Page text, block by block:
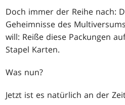
Doch immer der Reihe nach:
Geheimnisse des
will: Reiße diese Packungen
Stapel Karten.
Was nun?
Jetzt ist es natürlich an der